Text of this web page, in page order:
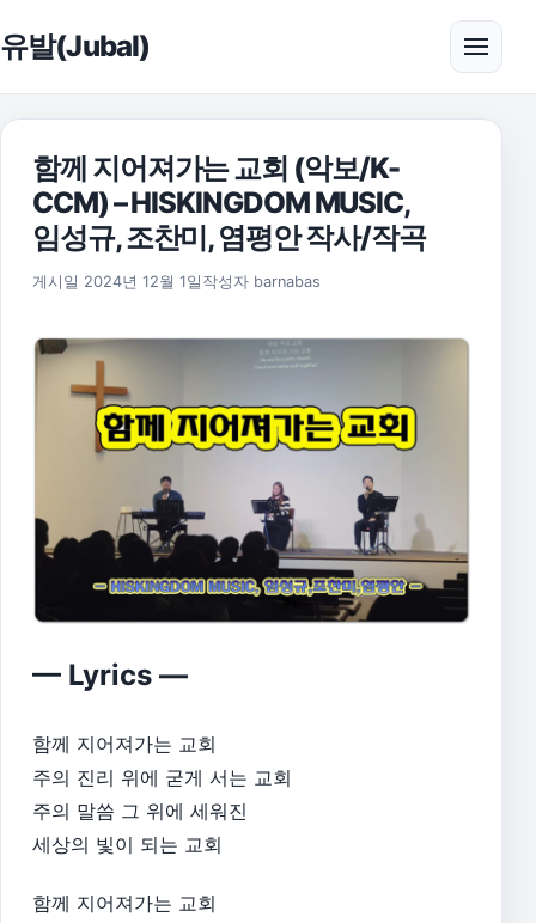
유발(Jubal) 메뉴
함께 지어져가는 교회 (악보/K-
CCM) – HISKINGDOM MUSIC,
임성규, 조찬미, 염평안 작사/작곡
게시일 2024년 12월 1일 2025년 11월 17일
작성자 barnabas
— Lyrics —
함께 지어져가는 교회
주의 진리 위에 굳게 서는 교회
주의 말씀 그 위에 세워진
세상의 빛이 되는 교회
함께 지어져가는 교회